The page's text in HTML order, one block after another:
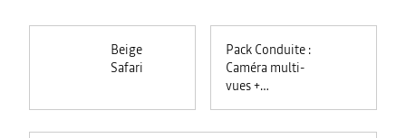
Beige
Safari
Pack Conduite :
Caméra multi-
vues +